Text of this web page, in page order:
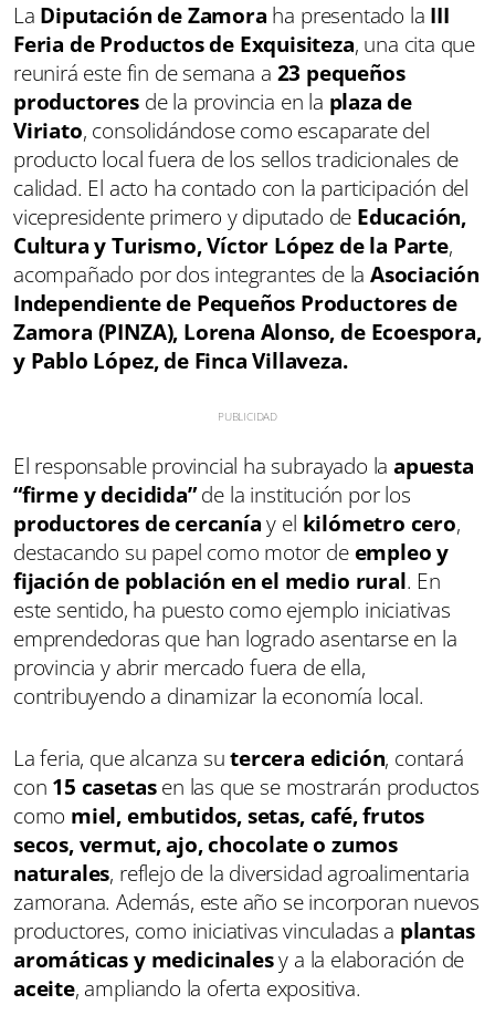
La Diputación de Zamora ha presentado la III
Feria de Productos de Exquisiteza, una cita que
reunirá este fin de semana a 23 pequeños
productoresde la provincia en la plaza de
Viriato, consolidándose como escaparate del
producto local fuera de los sellos tradicionales de
calidad. El acto ha contado con la participación del
vicepresidente primero y diputado de Educación,
Cultura y Turismo, Víctor López de la Parte,
acompañado por dos integrantes de la Asociación
Independiente de Pequeños Productores de
Zamora (PINZA), Lorena Alonso, de Ecoespora,
y Pablo López, de Finca Villaveza.
El responsable provincial ha subrayado laapuesta
“firme y decidida”de la institución por los
productores de cercaníay el kilómetro cero,
destacando su papel como motor de empleo y
fijación de población en el medio rural. En
este sentido, ha puesto como ejemplo iniciativas
emprendedoras que han logrado asentarse en la
provincia y abrir mercado fuera de ella,
contribuyendo a dinamizar la economía local.
La feria, que alcanza sutercera edición, contará
con 15 casetasen las que se mostrarán productos
como miel, embutidos, setas, café, frutos
secos, vermut, ajo, chocolate o zumos
naturales, reflejo de la diversidad agroalimentaria
zamorana. Además, este año se incorporan nuevos
productores, como iniciativas vinculadas a plantas
aromáticas y medicinalesy a la elaboración de
aceite, ampliando la oferta expositiva.